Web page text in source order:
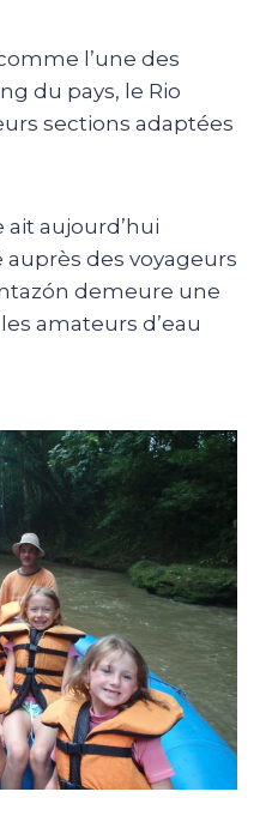
l’une des
du pays, le Rio
sections adaptées
ait aujourd’hui
des voyageurs
demeure une
amateurs d’eau